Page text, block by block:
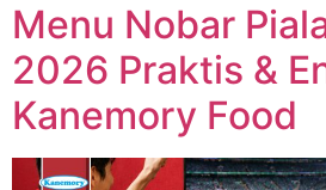
Menu Nobar
2026 Praktis &
Kanemory Food